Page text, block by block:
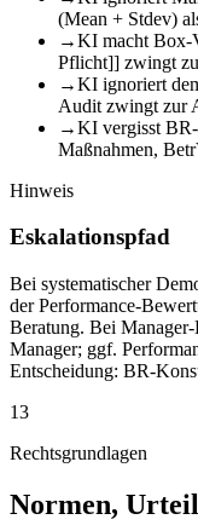
(Mean + Stdev)
→KI macht Box-
Pflicht]] zwingt
→KI ignoriert
Audit zwingt zur
→KI vergisst
Maßnahmen,
Hinweis
Eskalationspfad
Bei systematischer
der Performance-
Beratung. Bei
Manager; ggf.
Entscheidung: BR-
13
Rechtsgrundlagen
Normen,